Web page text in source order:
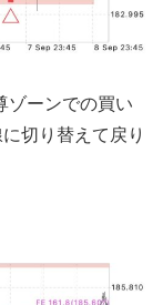
ゾーンでの買い
切り替えて戻り